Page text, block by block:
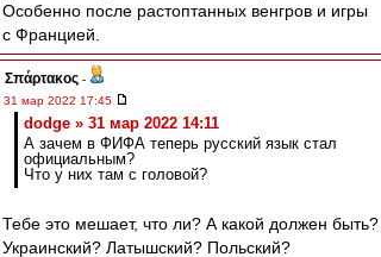
Особенно после растоптанных венгров и игры
с Францией.
Σπάρτακος -
31 мар 2022 17:45
dodge » 31 мар 2022 14:11
А зачем в ФИФА теперь русский язык стал
официальным?
Что у них там с головой?
Тебе это мешает, что ли? А какой должен быть?
Украинский? Латышский? Польский?